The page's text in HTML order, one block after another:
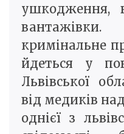
ушкодження,
кримінальне
йдеться у
Львівської
від медиків
однієї з